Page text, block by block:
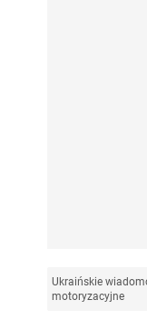
Ukraińskie
motoryzacyjne